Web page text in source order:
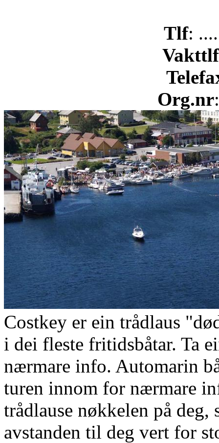
Tlf:
Vakttlf
Org.nr
Costkey er ein trådlaus
i dei fleste fritidsbåtar. Ta
nærmare info. Automarin
turen innom for nærmare
trådlause nøkkelen på
avstanden til deg vert for